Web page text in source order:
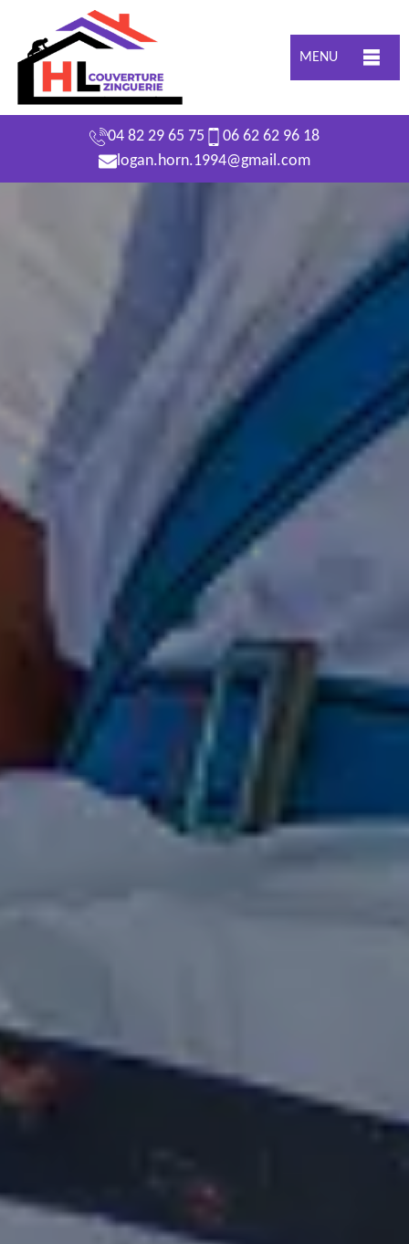
MENU
04 82 29 65 75
06 62 62 96 18
logan.horn.1994@gmail.com